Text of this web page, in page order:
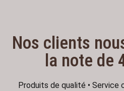
Nos clients
la note de
Produits de qualité •